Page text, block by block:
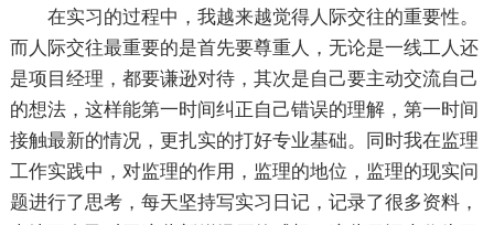
在实习的过程中，我越来越觉得人际交往的重要性。
而人际交往最重要的是首先要尊重人，无论是一线工人还
是项目经理，都要谦逊对待，其次是自己要主动交流自己
的想法，这样能第一时间纠正自己错误的理解，第一时间
接触最新的情况，更扎实的打好专业基础。同时我在监理
工作实践中，对监理的作用，监理的地位，监理的现实问
题进行了思考，每天坚持写实习日记，记录了很多资料，